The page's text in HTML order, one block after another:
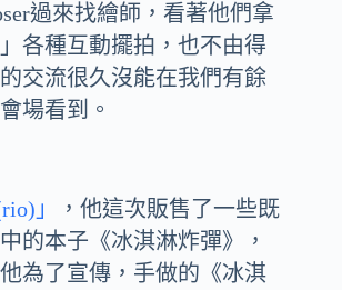
過來找繪師，看著他們拿
各種互動擺拍，也不由得
交流很久沒能在我們有餘
場看到。
」
，他這次販售了一些既
的本子《冰淇淋炸彈》，
為了宣傳，手做的《冰淇